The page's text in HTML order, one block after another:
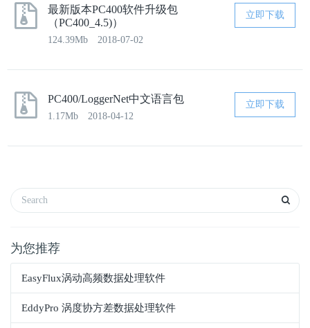
立即下载
最新版本PC400软件升级包
（PC400_4.5)）
124.39Mb 2018-07-02
立即下载
PC400/LoggerNet中文语言包
1.17Mb 2018-04-12
为您推荐
EasyFlux涡动高频数据处理软件
EddyPro 涡度协方差数据处理软件